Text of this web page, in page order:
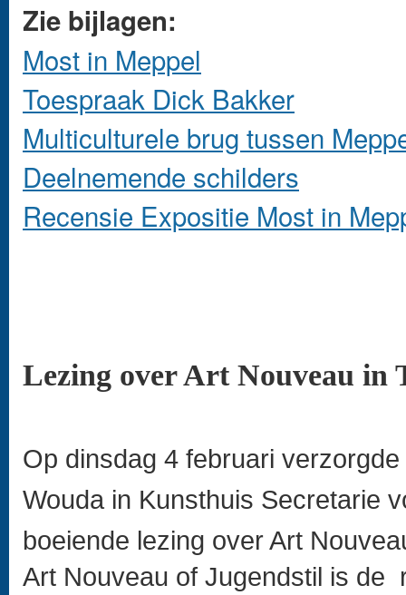
Zie bijlagen:
Most in Meppel
Toespraak Dick Bakker
Multiculturele brug tussen
Deelnemende schilders
Recensie Expositie Most in
Lezing over Art Nouveau in
Op dinsdag 4 februari
Wouda in Kunsthuis Secretarie
boeiende lezing over Art
Art Nouveau of Jugendstil is de